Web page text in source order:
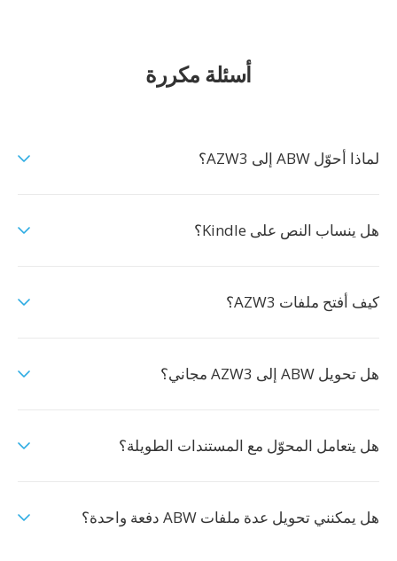
أسئلة مكررة
لماذا أحوّل ABW إلى AZW3؟
هل ينساب النص على Kindle؟
كيف أفتح ملفات AZW3؟
هل تحويل ABW إلى AZW3 مجاني؟
هل يتعامل المحوّل مع المستندات الطويلة؟
هل يمكنني تحويل عدة ملفات ABW دفعة واحدة؟